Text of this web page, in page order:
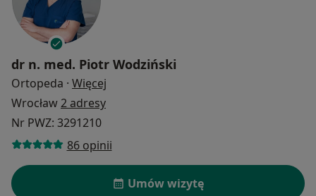
dr n. med. Piotr Wodziński
Ortopeda · Więcej
Wrocław2 adresy
Nr PWZ: 3291210
86 opinii
Umów wizytę